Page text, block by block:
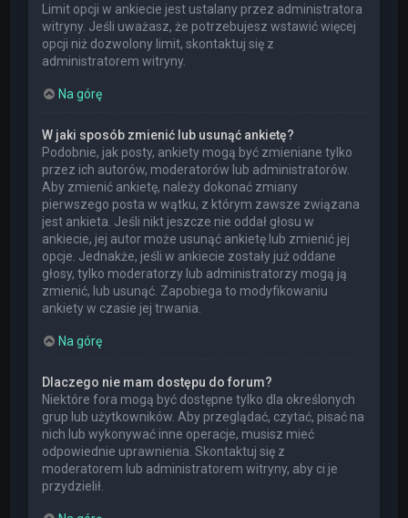
Limit opcji w ankiecie jest ustalany przez administratora
witryny. Jeśli uważasz, że potrzebujesz wstawić więcej
opcji niż dozwolony limit, skontaktuj się z
administratorem witryny.
Na górę
W jaki sposób zmienić lub usunąć ankietę?
Podobnie, jak posty, ankiety mogą być zmieniane tylko
przez ich autorów, moderatorów lub administratorów.
Aby zmienić ankietę, należy dokonać zmiany
pierwszego posta w wątku, z którym zawsze związana
jest ankieta. Jeśli nikt jeszcze nie oddał głosu w
ankiecie, jej autor może usunąć ankietę lub zmienić jej
opcje. Jednakże, jeśli w ankiecie zostały już oddane
głosy, tylko moderatorzy lub administratorzy mogą ją
zmienić, lub usunąć. Zapobiega to modyfikowaniu
ankiety w czasie jej trwania.
Na górę
Dlaczego nie mam dostępu do forum?
Niektóre fora mogą być dostępne tylko dla określonych
grup lub użytkowników. Aby przeglądać, czytać, pisać na
nich lub wykonywać inne operacje, musisz mieć
odpowiednie uprawnienia. Skontaktuj się z
moderatorem lub administratorem witryny, aby ci je
przydzielił.